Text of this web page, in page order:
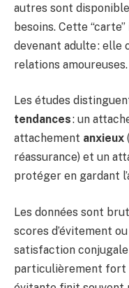
autres sont
besoins. Cette
devenant adulte : elle
relations amoureuses.
Les études
tendances: un
attachement anxieux
réassurance) et un
protéger en gardant
Les données sont
scores d’évitement
satisfaction
particulièrement fort